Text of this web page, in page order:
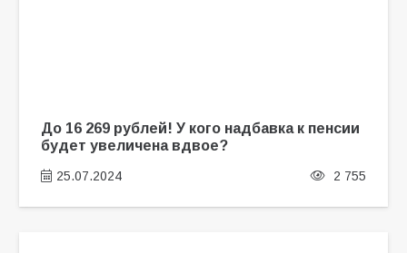
До 16 269 рублей! У кого надбавка к пенсии
будет увеличена вдвое?
25.07.2024 2 755